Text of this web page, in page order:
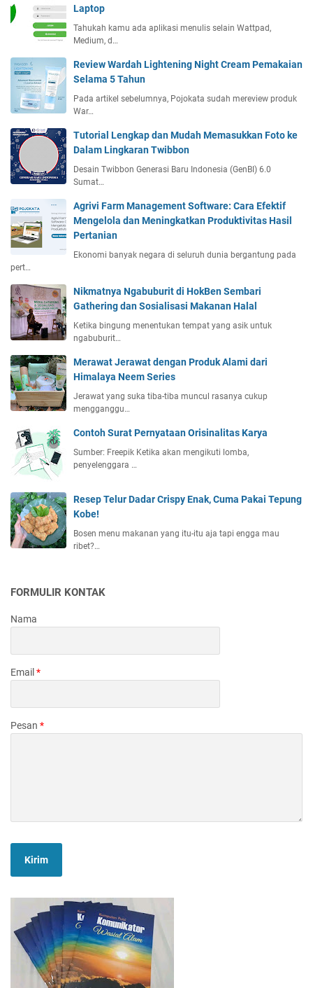
Laptop
Tahukah kamu ada aplikasi menulis selain Wattpad,
Medium, d…
Review Wardah Lightening Night Cream Pemakaian
Selama 5 Tahun
Pada artikel sebelumnya, Pojokata sudah mereview produk
War…
Tutorial Lengkap dan Mudah Memasukkan Foto ke
Dalam Lingkaran Twibbon
Desain Twibbon Generasi Baru Indonesia (GenBI) 6.0
Sumat…
Agrivi Farm Management Software: Cara Efektif
Mengelola dan Meningkatkan Produktivitas Hasil
Pertanian
Ekonomi banyak negara di seluruh dunia bergantung pada
pert…
Nikmatnya Ngabuburit di HokBen Sembari
Gathering dan Sosialisasi Makanan Halal
Ketika bingung menentukan tempat yang asik untuk
ngabuburit…
Merawat Jerawat dengan Produk Alami dari
Himalaya Neem Series
Jerawat yang suka tiba-tiba muncul rasanya cukup
mengganggu…
Contoh Surat Pernyataan Orisinalitas Karya
Sumber: Freepik Ketika akan mengikuti lomba,
penyelenggara …
Resep Telur Dadar Crispy Enak, Cuma Pakai Tepung
Kobe!
Bosen menu makanan yang itu-itu aja tapi engga mau
ribet?…
FORMULIR KONTAK
Nama
Email *
Pesan *